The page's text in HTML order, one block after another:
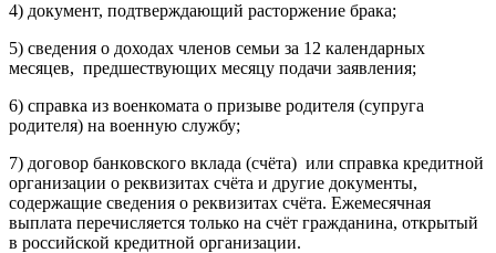
4) документ, подтверждающий расторжение брака;
5) сведения о доходах членов семьи за 12 календарных
месяцев, предшествующих месяцу подачи заявления;
6) справка из военкомата о призыве родителя (супруга
родителя) на военную службу;
7) договор банковского вклада (счёта) или справка кредитной
организации о реквизитах счёта и другие документы,
содержащие сведения о реквизитах счёта. Ежемесячная
выплата перечисляется только на счёт гражданина, открытый
в российской кредитной организации.